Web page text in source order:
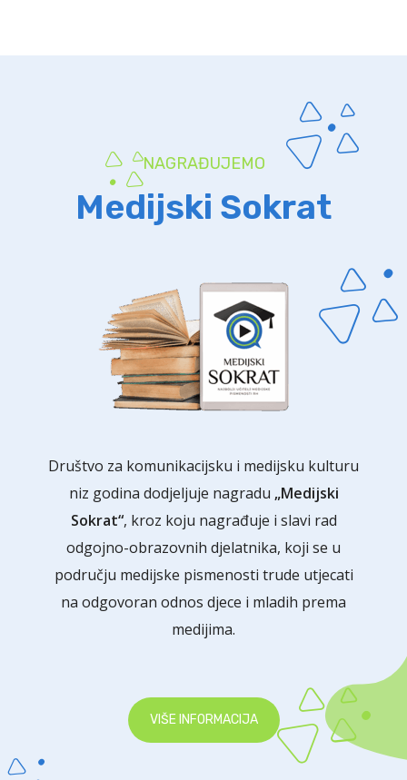
NAGRAĐUJEMO
Medijski Sokrat
Društvo za komunikacijsku i medijsku kulturu
niz godina dodjeljuje nagradu „Medijski
Sokrat“, kroz koju nagrađuje i slavi rad
odgojno-obrazovnih djelatnika, koji se u
području medijske pismenosti trude utjecati
na odgovoran odnos djece i mladih prema
medijima.
VIŠE INFORMACIJA